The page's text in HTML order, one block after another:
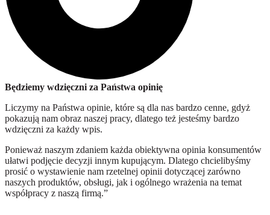
Będziemy wdzięczni za Państwa opinię
Liczymy na Państwa opinie, które są dla nas bardzo cenne, gdyż
pokazują nam obraz naszej pracy, dlatego też jesteśmy bardzo
wdzięczni za każdy wpis.
Ponieważ naszym zdaniem każda obiektywna opinia konsumentów
ułatwi podjęcie decyzji innym kupującym. Dlatego chcielibyśmy
prosić o wystawienie nam rzetelnej opinii dotyczącej zarówno
naszych produktów, obsługi, jak i ogólnego wrażenia na temat
współpracy z naszą firmą.”